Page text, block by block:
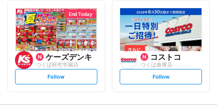
l
o
w
l
o
w
End Today
ケーズデンキ
つくば研究学園店
s
t
Follow
コストコ
つくば倉庫店
s
t
Follow